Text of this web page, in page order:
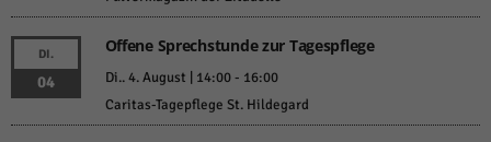
DI.
04
Offene Sprechstunde zur Tagespflege
Di.. 4. August | 14:00- 16:00
Caritas-Tagepflege St. Hildegard